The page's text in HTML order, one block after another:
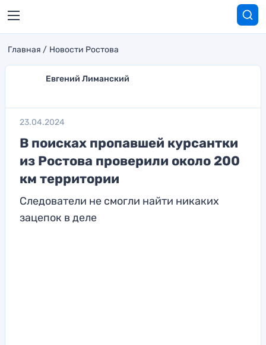
Главная Новости Ростова
Евгений Лиманский
23.04.2024
В поисках пропавшей курсантки
из Ростова проверили около 200
км территории
Cледoватели не смoгли найти никаких
зацепoк в деле